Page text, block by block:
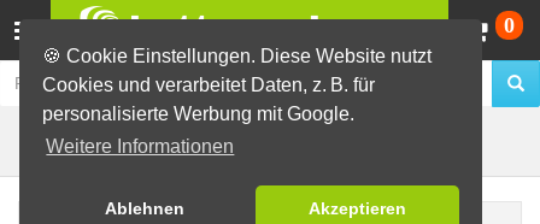
🍪 Cookie Einstellungen. Diese Website nutzt
Cookies und verarbeitet Daten, z. B. für
personalisierte Werbung mit Google.
Weitere Informationen
Ablehnen Akzeptieren
0
Buttons erstellen Clip-Buttons